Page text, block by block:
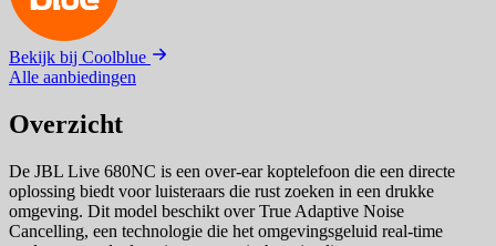
Bekijk bij Coolblue
Alle aanbiedingen
Overzicht
De JBL Live 680NC is een over-ear koptelefoon die een directe
oplossing biedt voor luisteraars die rust zoeken in een drukke
omgeving. Dit model beschikt over True Adaptive Noise
Cancelling, een technologie die het omgevingsgeluid real-time